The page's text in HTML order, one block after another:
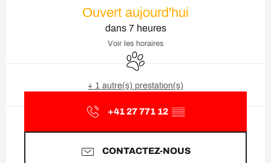
Ouvert aujourd'hui
dans 7 heures
Voir les horaires
Animaux acceptés
+ 1 autre(s) prestation(s)
+41 27 771 12 ▒▒
CONTACTEZ-NOUS